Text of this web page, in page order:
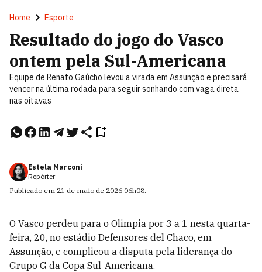
Home Esporte
Resultado do jogo do Vasco
ontem pela Sul-Americana
Equipe de Renato Gaúcho levou a virada em Assunção e precisará
vencer na última rodada para seguir sonhando com vaga direta
nas oitavas
Estela Marconi
Repórter
Publicado em 21 de maio de 2026 06h08.
O Vasco perdeu para o Olimpia por 3 a 1 nesta quarta-
feira, 20, no estádio Defensores del Chaco, em
Assunção, e complicou a disputa pela liderança do
Grupo G da Copa Sul-Americana.